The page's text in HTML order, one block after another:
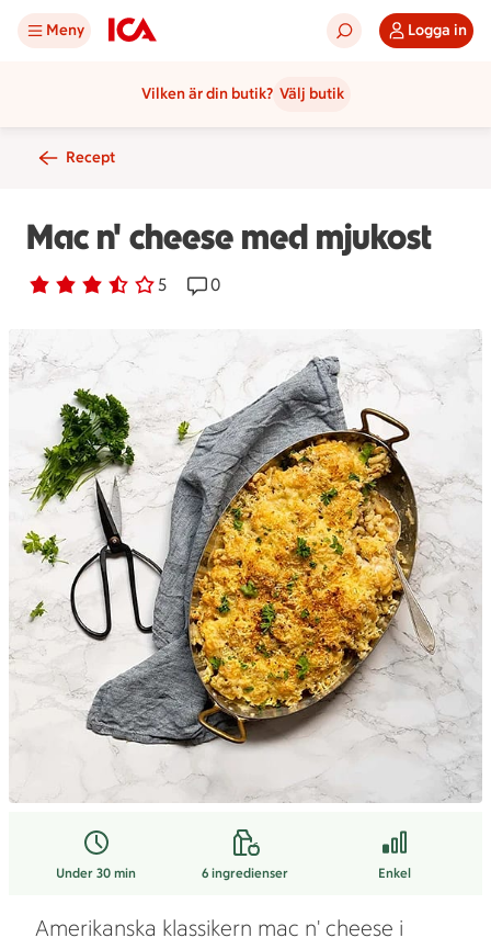
Meny Logga in
Vilken är din butik? Välj butik
Recept
Mac n' cheese med mjukost
Betyg 3.6 av 5. 5
5 personer har röstatReceptet har 0 kommentarer
0
Under 30 min 6ingredienser Enkel
Amerikanska klassikern mac n' cheese i